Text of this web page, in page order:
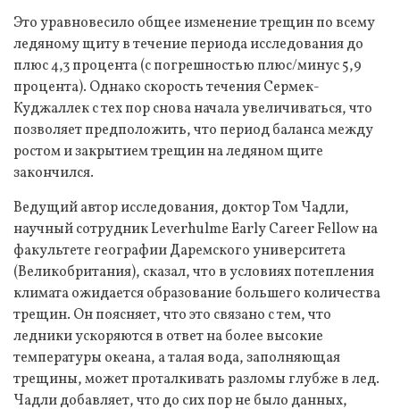
Это уравновесило общее изменение трещин по всему
ледяному щиту в течение периода исследования до
плюс 4,3 процента (с погрешностью плюс/минус 5,9
процента). Однако скорость течения Сермек-
Куджаллек с тех пор снова начала увеличиваться, что
позволяет предположить, что период баланса между
ростом и закрытием трещин на ледяном щите
закончился.
Ведущий автор исследования, доктор Том Чадли,
научный сотрудник Leverhulme Early Career Fellow на
факультете географии Даремского университета
(Великобритания), сказал, что в условиях потепления
климата ожидается образование большего количества
трещин. Он поясняет, что это связано с тем, что
ледники ускоряются в ответ на более высокие
температуры океана, а талая вода, заполняющая
трещины, может проталкивать разломы глубже в лед.
Чадли добавляет, что до сих пор не было данных,